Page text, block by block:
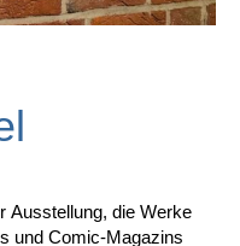
Ausstellung, die Werke
und Comic-Magazins